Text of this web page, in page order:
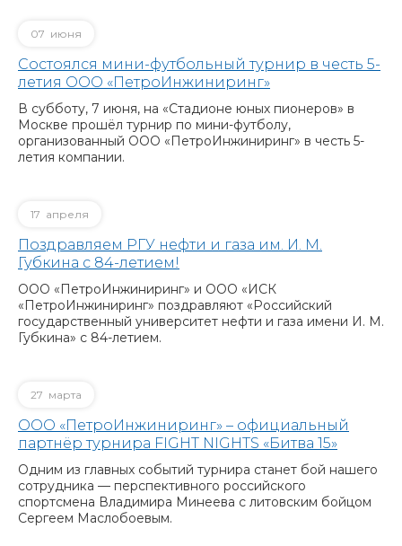
07 июня
Состоялся мини-футбольный турнир в честь 5-
летия ООО «ПетроИнжиниринг»
В субботу, 7 июня, на «Стадионе юных пионеров» в
Москве прошёл турнир по мини-футболу,
организованный ООО «ПетроИнжиниринг» в честь 5-
летия компании.
17 апреля
Поздравляем РГУ нефти и газа им. И. М.
Губкина с 84-летием!
ООО «ПетроИнжиниринг» и ООО «ИСК
«ПетроИнжиниринг» поздравляют «Российский
государственный университет нефти и газа имени И. М.
Губкина» с 84-летием.
27 марта
ООО «ПетроИнжиниринг» – официальный
партнёр турнира FIGHT NIGHTS «Битва 15»
Одним из главных событий турнира станет бой нашего
сотрудника — перспективного российского
спортсмена Владимира Минеева с литовским бойцом
Сергеем Маслобоевым.